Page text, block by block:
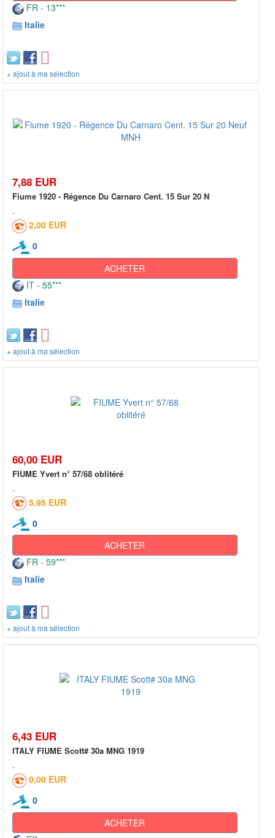
FR - 13***
Italie
+ ajout à ma sélection
7,88 EUR
Fiume 1920 - Régence Du Carnaro Cent. 15 Sur 20 N
2,00 EUR
0
ACHETER
IT - 55***
Italie
+ ajout à ma sélection
60,00 EUR
FIUME Yvert n° 57/68 oblitéré
5,95 EUR
0
ACHETER
FR - 59***
Italie
+ ajout à ma sélection
6,43 EUR
ITALY FIUME Scott# 30a MNG 1919
0,00 EUR
0
ACHETER